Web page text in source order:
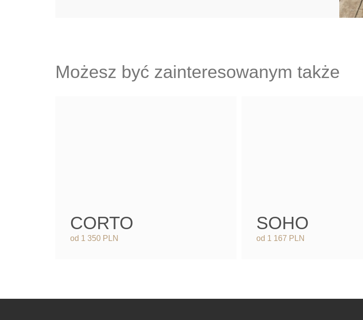
Możesz być zainteresowanym także
CORTO
od 1 350 PLN
SOHO
od 1 167 PLN